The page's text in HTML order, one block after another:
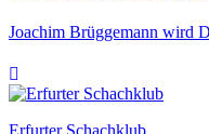
Joachim Brüggemann wird